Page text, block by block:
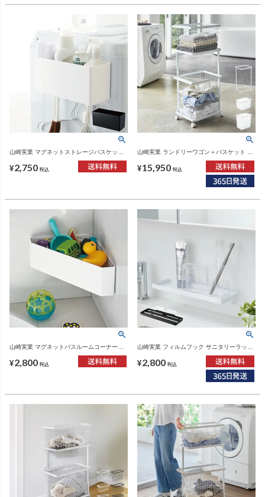
山崎実業 マグネットストレージバスケット
ズ
¥2,750 税込
山崎実業 ランドリーワゴン＋バスケット タ
ワーシリーズ
¥15,950 税込
山崎実業 マグネットバスルームコーナーお
ワーシリーズ
¥2,800 税込
山崎実業 フィルムフック サニタリーラック
¥2,800 税込